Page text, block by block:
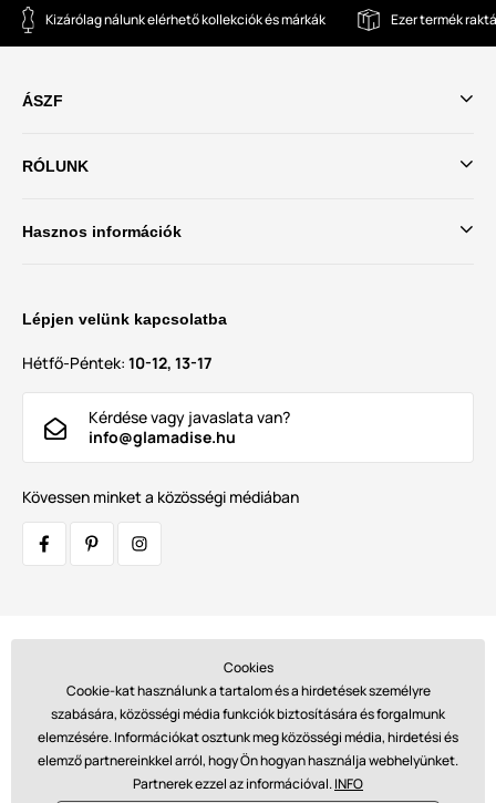
Kizárólag nálunk elérhető kollekciók és márkák Ezer termék
ÁSZF
RÓLUNK
Hasznos információk
Lépjen velünk kapcsolatba
Hétfő-Péntek: 10-12, 13-17
Kérdése vagy javaslata van?
info@glamadise.hu
Kövessen minket a közösségi médiában
Fizetések:
Cookies
Cookie-kat használunk a tartalom és a hirdetések személyre
szabására, közösségi média funkciók biztosítására és forgalmunk
elemzésére. Információkat osztunk meg közösségi média, hirdetési és
elemző partnereinkkel arról, hogy Ön hogyan használja webhelyünket.
Partnerek ezzel az információval.INFO